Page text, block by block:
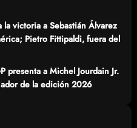
la victoria a Sebastián Álvarez
Pietro Fittipaldi, fuera del
presenta a Michel Jourdain Jr.
de la edición 2026